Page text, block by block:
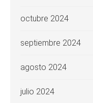
octubre 2024
septiembre 2024
agosto 2024
julio 2024